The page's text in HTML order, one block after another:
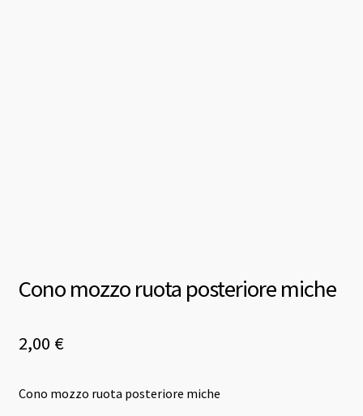
Cono mozzo ruota posteriore miche
2,00 €
Cono mozzo ruota posteriore miche